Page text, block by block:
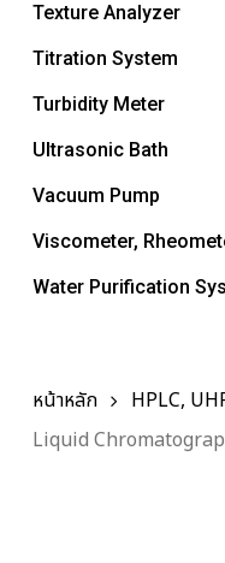
Texture Analyzer
Titration System
Turbidity Meter
Ultrasonic Bath
Vacuum Pump
Viscometer,
Water Purification
หน้าหลัก HPLC,
Liquid